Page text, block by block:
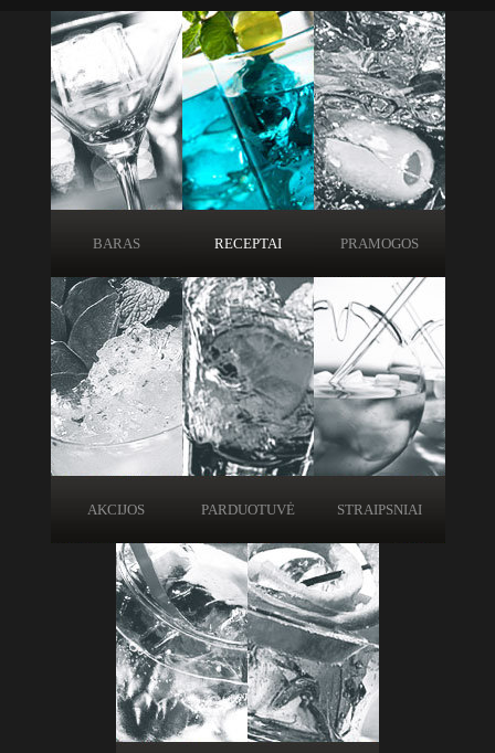
BARAS RECEPTAI PRAMOGOS
AKCIJOS PARDUOTUVĖ STRAIPSNIAI